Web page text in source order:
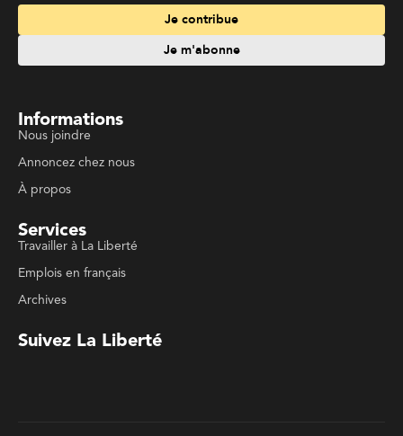
Informations
Services
Travailler à La Liberté
Emplois en français
Suivez La Liberté